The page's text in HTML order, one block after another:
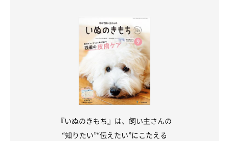
『いぬのきもち』は、飼い主さんの
“知りたい”“伝えたい”にこたえる